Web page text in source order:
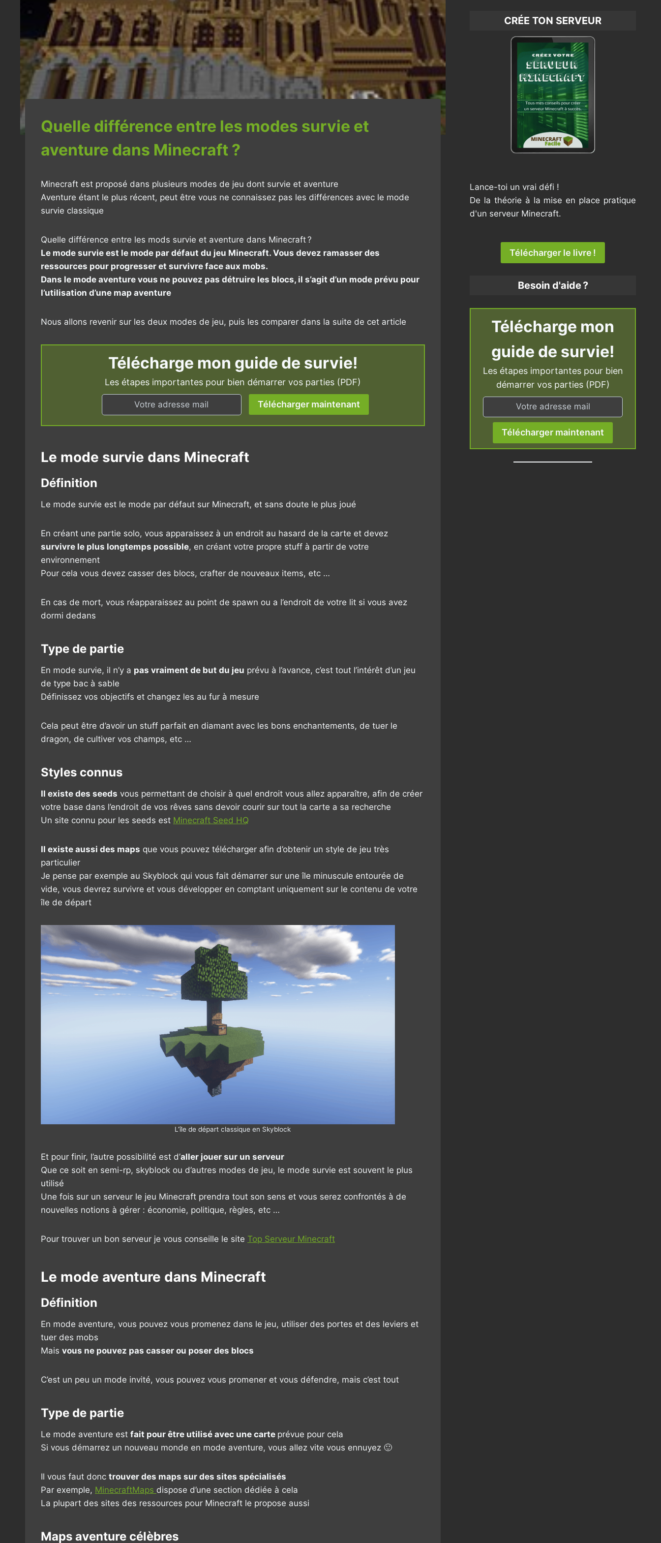
Quelle différence entre les modes survie et
aventure dans Minecraft ?
Minecraft est proposé dans plusieurs modes de jeu dont survie et aventure
Aventure étant le plus récent, peut être vous ne connaissez pas les différences avec le mode
survie classique
Quelle différence entre les mods survie et aventure dans Minecraft ?
Le mode survie est le mode par défaut du jeu Minecraft. Vous devez ramasser des
ressources pour progresser et survivre face aux mobs.
Dans le mode aventure vous ne pouvez pas détruire les blocs, il s’agit d’un mode prévu pour
l’utilisation d’une map aventure
Nous allons revenir sur les deux modes de jeu, puis les comparer dans la suite de cet article
Télécharge mon guide de survie!
Les étapes importantes pour bien démarrer vos parties (PDF)
Télécharger maintenant
Le mode survie dans Minecraft
Définition
Le mode survie est le mode par défaut sur Minecraft, et sans doute le plus joué
En créant une partie solo, vous apparaissez à un endroit au hasard de la carte et devez
survivre le plus longtemps possible, en créant votre propre stuff à partir de votre
environnement
Pour cela vous devez casser des blocs, crafter de nouveaux items, etc …
En cas de mort, vous réapparaissez au point de spawn ou a l’endroit de votre lit si vous avez
dormi dedans
Type de partie
En mode survie, il n’y a pas vraiment de but du jeu prévu à l’avance, c’est tout l’intérêt d’un jeu
de type bac à sable
Définissez vos objectifs et changez les au fur à mesure
Cela peut être d’avoir un stuff parfait en diamant avec les bons enchantements, de tuer le
dragon, de cultiver vos champs, etc …
Styles connus
Il existe des seeds vous permettant de choisir à quel endroit vous allez apparaître, afin de créer
votre base dans l’endroit de vos rêves sans devoir courir sur tout la carte a sa recherche
Un site connu pour les seeds est Minecraft Seed HQ
Il existe aussi des maps que vous pouvez télécharger afin d’obtenir un style de jeu très
particulier
Je pense par exemple au Skyblock qui vous fait démarrer sur une île minuscule entourée de
vide, vous devrez survivre et vous développer en comptant uniquement sur le contenu de votre
île de départ
L’île de départ classique en Skyblock
Et pour finir, l’autre possibilité est d’aller jouer sur un serveur
Que ce soit en semi-rp, skyblock ou d’autres modes de jeu, le mode survie est souvent le plus
utilisé
Une fois sur un serveur le jeu Minecraft prendra tout son sens et vous serez confrontés à de
nouvelles notions à gérer : économie, politique, règles, etc …
Pour trouver un bon serveur je vous conseille le site Top Serveur Minecraft
Le mode aventure dans Minecraft
Définition
En mode aventure, vous pouvez vous promenez dans le jeu, utiliser des portes et des leviers et
tuer des mobs
Mais vous ne pouvez pas casser ou poser des blocs
C’est un peu un mode invité, vous pouvez vous promener et vous défendre, mais c’est tout
Type de partie
Le mode aventure est fait pour être utilisé avec une carte prévue pour cela
Si vous démarrez un nouveau monde en mode aventure, vous allez vite vous ennuyez 🙂
Il vous faut donc trouver des maps sur des sites spécialisés
Par exemple, MinecraftMaps dispose d’une section dédiée à cela
La plupart des sites des ressources pour Minecraft le propose aussi
Maps aventure célèbres
CRÉE TON SERVEUR
Lance-toi un vrai défi !
De la théorie à la mise en place pratique
d'un serveur Minecraft.
Télécharger le livre !
Besoin d'aide ?
Télécharge mon
guide de survie!
Les étapes importantes pour bien
démarrer vos parties (PDF)
Télécharger maintenant